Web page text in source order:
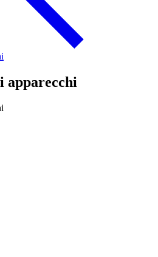
apparecchi